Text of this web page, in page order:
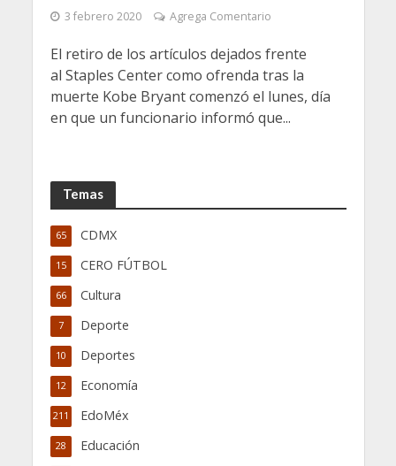
3 febrero 2020 Agrega Comentario
El retiro de los artículos dejados frente
al Staples Center como ofrenda tras la
muerte Kobe Bryant comenzó el lunes, día
en que un funcionario informó que...
Temas
CDMX
65
CERO FÚTBOL
15
Cultura
66
Deporte
7
Deportes
10
Economía
12
EdoMéx
211
Educación
28